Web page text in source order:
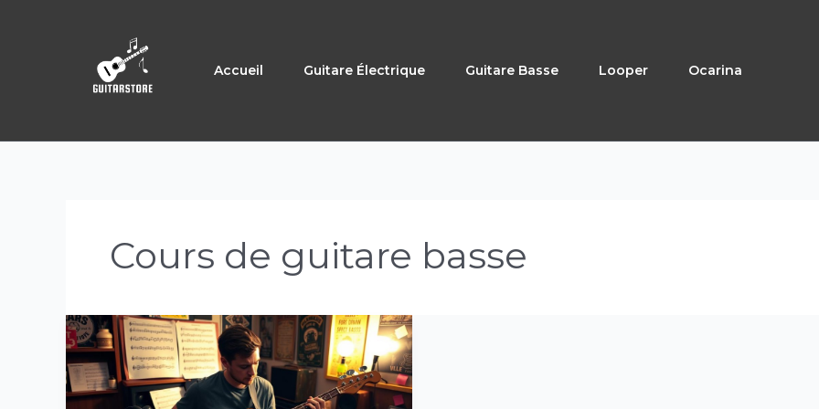
Accueil Guitare Électrique Guitare Basse Looper Ocarina
Cours de guitare basse
Exercices
de
guitare
basse